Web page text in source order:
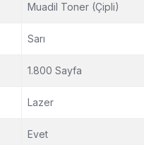
Muadil Toner (Çipli)
Sarı
1.800 Sayfa
Lazer
Evet